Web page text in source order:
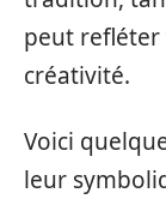
peut
créativité.
Voici
leur